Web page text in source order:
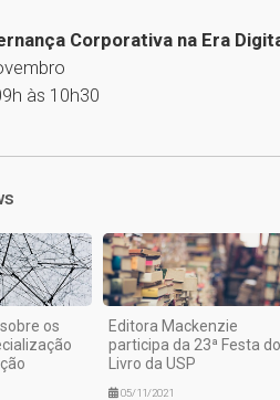
Corporativa na Era
às 10h30
os
Editora Mackenzie
participa da 23ª Festa do
Livro da USP
05/11/2021